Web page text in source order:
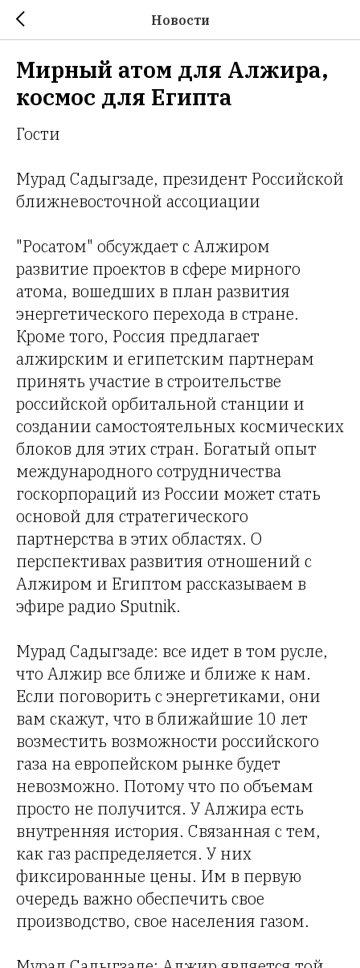
Новости
Мирный атом для Алжира,
космос для Египта
Гости
Мурад Садыгзаде, президент Российской
ближневосточной ассоциации
"Росатом" обсуждает с Алжиром
развитие проектов в сфере мирного
атома, вошедших в план развития
энергетического перехода в стране.
Кроме того, Россия предлагает
алжирским и египетским партнерам
принять участие в строительстве
российской орбитальной станции и
создании самостоятельных космических
блоков для этих стран. Богатый опыт
международного сотрудничества
госкорпораций из России может стать
основой для стратегического
партнерства в этих областях. О
перспективах развития отношений с
Алжиром и Египтом рассказываем в
эфире радио Sputnik.
Мурад Садыгзаде: все идет в том русле,
что Алжир все ближе и ближе к нам.
Если поговорить с энергетиками, они
вам скажут, что в ближайшие 10 лет
возместить возможности российского
газа на европейском рынке будет
невозможно. Потому что по объемам
просто не получится. У Алжира есть
внутренняя история. Связанная с тем,
как газ распределяется. У них
фиксированные цены. Им в первую
очередь важно обеспечить свое
производство, свое населения газом.